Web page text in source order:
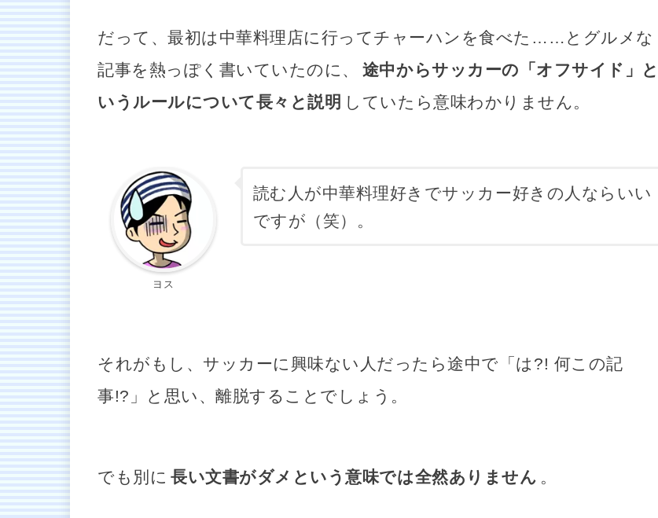
だって、最初は中華料理店に行ってチャーハンを食べた……とグルメな
記事を熱っぽく書いていたのに、
途中からサッカーの「オフサイド」と
いうルールについて長々と説明 していたら意味わかりません。
ヨス
読む人が中華料理好きでサッカー好きの人ならいい
ですが（笑）。
それがもし、サッカーに興味ない人だったら途中で「は?! 何この記
事!?」と思い、離脱することでしょう。
でも別に 長い文書がダメという意味では全然ありません 。